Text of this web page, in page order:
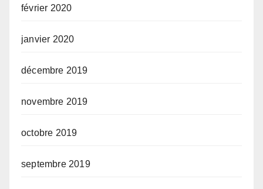
février 2020
janvier 2020
décembre 2019
novembre 2019
octobre 2019
septembre 2019